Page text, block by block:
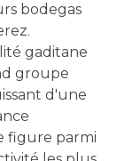
bodegas
gaditane
groupe
d'une
figure parmi